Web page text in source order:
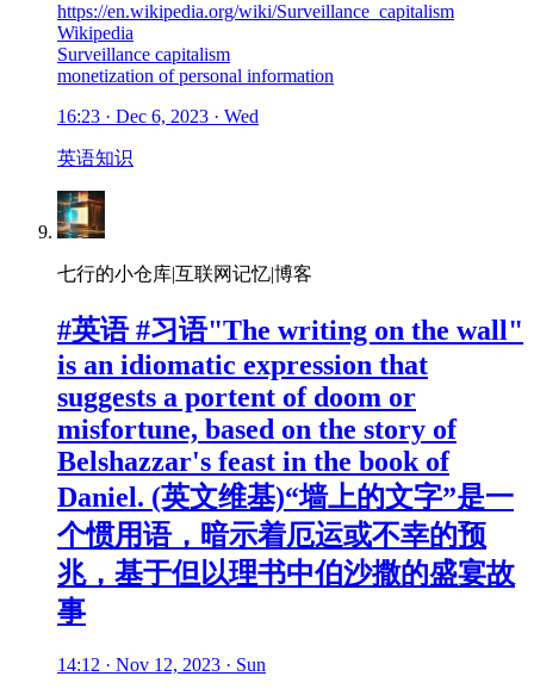
https://en.wikipedia.org/wiki/Surveillance_capitalism
Wikipedia
Surveillance capitalism
monetization of personal information
16:23 · Dec 6, 2023 · Wed
英语知识
七行的小仓库|互联网记忆|博客
#英语 #习语"The writing on the wall"
is an idiomatic expression that
suggests a portent of doom or
misfortune, based on the story of
Belshazzar's feast in the book of
Daniel. (英文维基)“墙上的文字”是一
个惯用语，暗示着厄运或不幸的预
兆，基于但以理书中伯沙撒的盛宴故
事
14:12 · Nov 12, 2023 · Sun